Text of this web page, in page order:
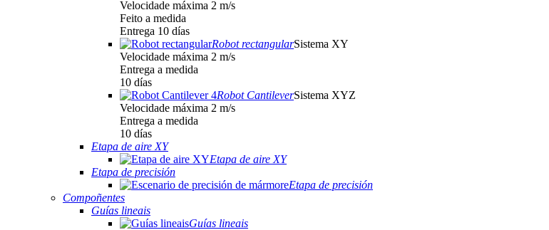
Velocidade máxima 2 m/s
Feito a medida
Entrega 10 días
Robot rectangularSistema XY
Velocidade máxima 2 m/s
Entrega a medida
10 días
Robot CantileverSistema XYZ
Velocidade máxima 2 m/s
Entrega a medida
10 días
Etapa de aire XY
Etapa de aire XY
Etapa de precisión
Etapa de precisión
Compoñentes
Guías lineais
Guías lineais